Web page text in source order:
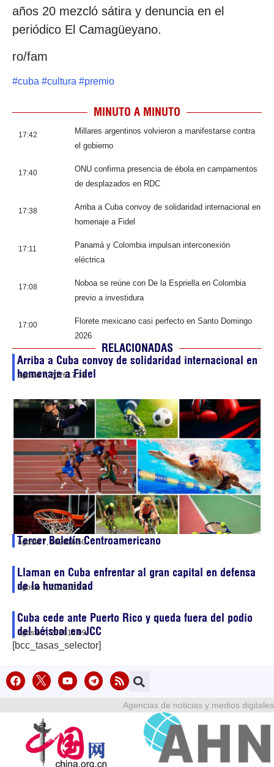
años 20 mezcló sátira y denuncia en el
periódico El Camagüeyano.
ro/fam
#cuba #cultura #premio
MINUTO A MINUTO
17:42
Millares argentinos volvieron a manifestarse contra
el gobierno
17:40
ONU confirma presencia de ébola en campamentos
de desplazados en RDC
17:38
Arriba a Cuba convoy de solidaridad internacional en
homenaje a Fidel
17:11
Panamá y Colombia impulsan interconexión
eléctrica
17:08
Noboa se reúne con De la Espriella en Colombia
previo a investidura
17:00
Florete mexicano casi perfecto en Santo Domingo
2026
RELACIONADAS
Arriba a Cuba convoy de solidaridad internacional en
homenaje a Fidel
agosto 7, 202617:38
Tercer Boletín Centroamericano
agosto 7, 202616:50
Llaman en Cuba enfrentar al gran capital en defensa
de la humanidad
agosto 7, 202616:19
Cuba cede ante Puerto Rico y queda fuera del podio
del béisbol en JCC
agosto 7, 202616:09
[bcc_tasas_selector]
Agencias de noticias y medios digitales